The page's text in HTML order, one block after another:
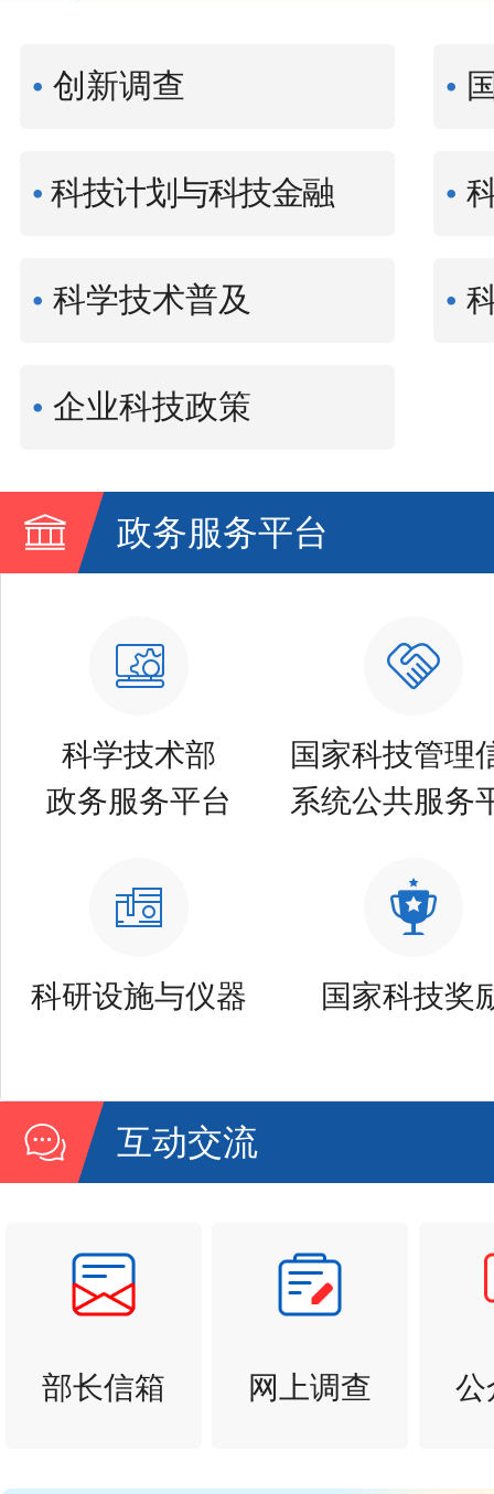
创新调查
科技计划与科技金融
科学技术普及
企业科技政策
政务服务平台
科学技术部
政务服务平台
国家科技管理
系统公共服务
科研设施与仪器 国家科技奖
互动交流
部长信箱 网上调查 公